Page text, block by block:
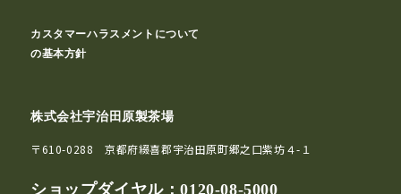
カスタマーハラスメントについて
の基本方針
株式会社宇治田原製茶場
〒610-0288 京都府綴喜郡宇治田原町郷之口紫坊４-１
ショップダイヤル：0120-08-5000